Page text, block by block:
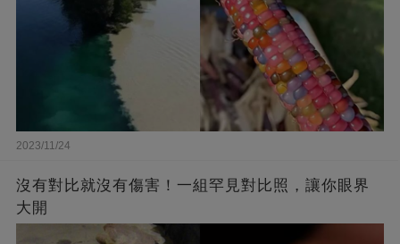
2023/11/24
沒有對比就沒有傷害！一組罕見對比照，讓你眼界
大開